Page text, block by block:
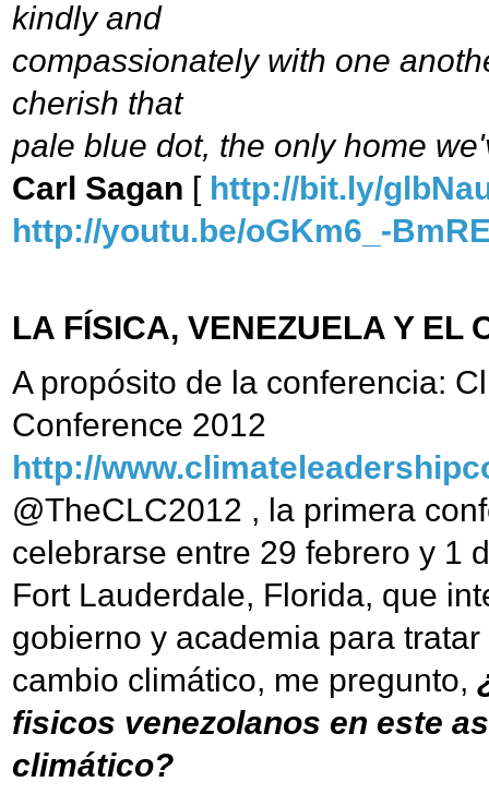
kindly and
compassionately with one
cherish that
pale blue dot, the only home
Carl Sagan [ http://bit.ly/
http://youtu.be/oGKm6_-
LA FÍSICA, VENEZUELA Y EL
A propósito de la conferencia:
Conference 2012
http://
@TheCLC2012 , la primera
celebrarse entre 29 febrero y 1
Fort Lauderdale, Florida, que
gobierno y academia para
cambio climático, me pregunto,
fisicos venezolanos en este
climático?